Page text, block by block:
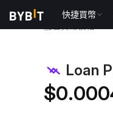
快捷買幣
Loan